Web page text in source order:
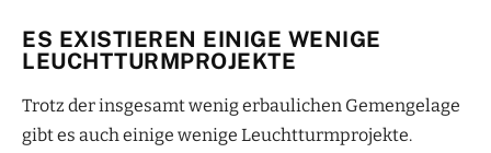
ES EXISTIEREN EINIGE WENIGE
LEUCHTTURMPROJEKTE
Trotz der insgesamt wenig erbaulichen Gemengelage
gibt es auch einige wenige Leuchtturmprojekte.